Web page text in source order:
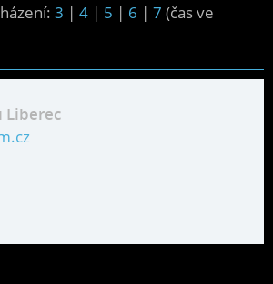
3 | 4 | 5 | 6 | 7 (čas ve
Liberec